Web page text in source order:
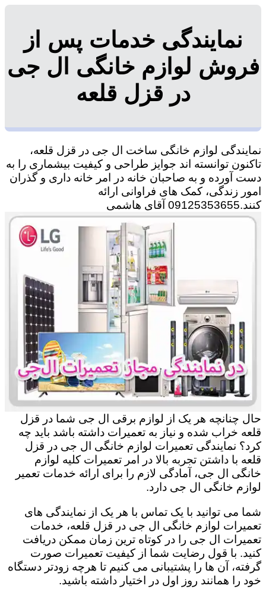
نمایندگی خدمات پس از
فروش لوازم خانگی ال جی
در قزل قلعه
نمایندگی لوازم خانگی ساخت ال جی در قزل قلعه،
تاکنون توانسته اند جوایز طراحی و کیفیت بیشماری را به
دست آورده و به صاحبان خانه در امر خانه داری و گذران
امور زندگی، کمک های فراوانی ارائه
کنند.09125353655 آقای هاشمی
حال چنانچه هر یک از لوازم برقی ال جی شما در قزل
قلعه خراب شده و نیاز به تعمیرات داشته باشد باید چه
کرد؟ نمایندگی تعمیرات لوازم خانگی ال جی در قزل
قلعه با داشتن تجربه بالا در امر تعمیرات کلیه لوازم
خانگی ال جی، آمادگی لازم را برای ارائه خدمات تعمیر
لوازم خانگی ال جی دارد.
شما می توانید با یک تماس با هر یک از نمایندگی های
تعمیرات لوازم خانگی ال جی در قزل قلعه، خدمات
تعمیرات ال جی را در کوتاه ترین زمان ممکن دریافت
کنید. با قول رضایت شما از کیفیت تعمیرات صورت
گرفته، آن ها را پشتیبانی می کنیم تا هرچه زودتر دستگاه
خود را همانند روز اول در اختیار داشته باشید.